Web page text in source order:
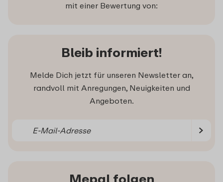
mit einer Bewertung von:
Bleib informiert!
Melde Dich jetzt für unseren Newsletter an,
randvoll mit Anregungen, Neuigkeiten und
Angeboten.